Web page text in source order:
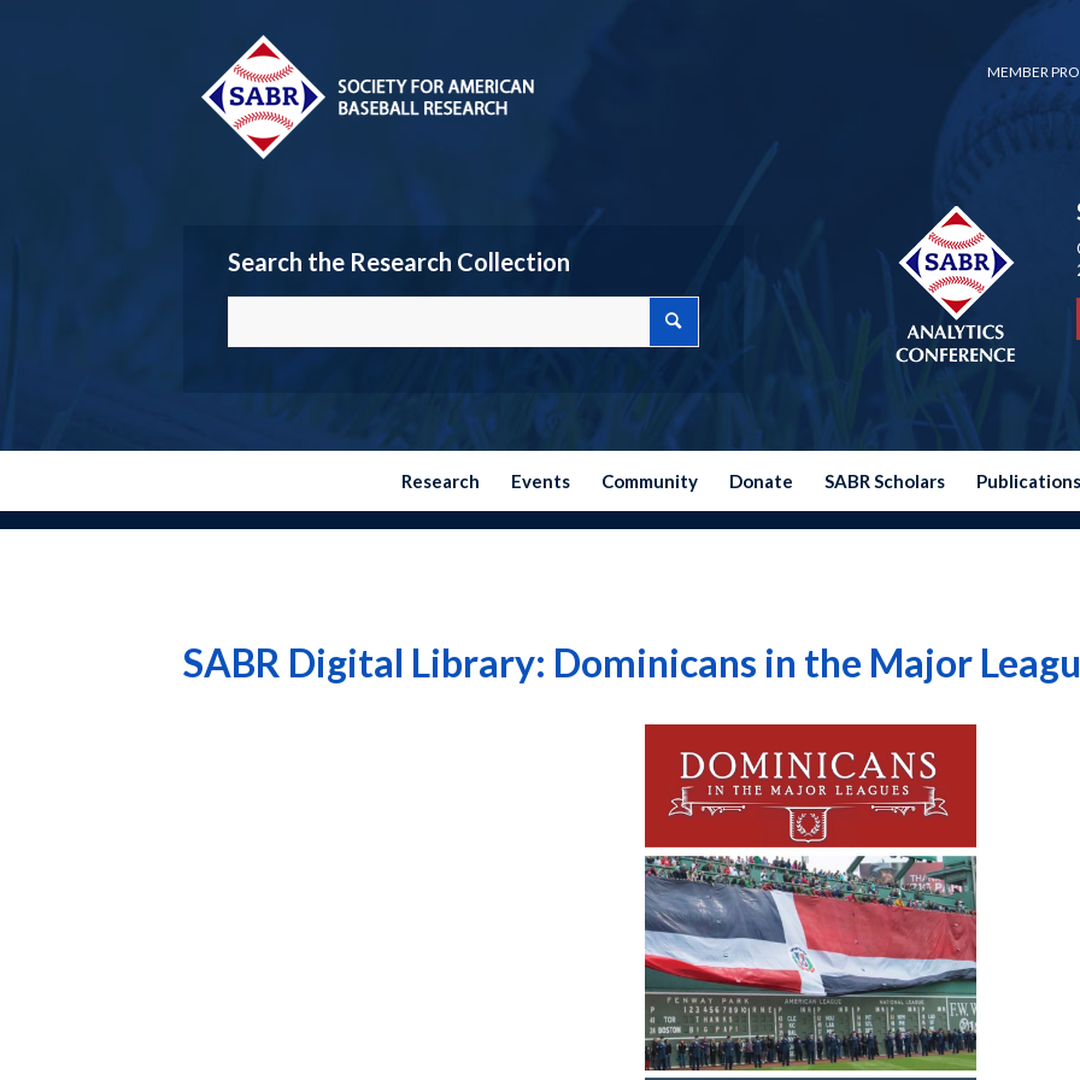
MEMBER
Search the Research Collection
Research Events Community Donate SABR Scholars Publications
SABR Digital Library: Dominicans in the Major